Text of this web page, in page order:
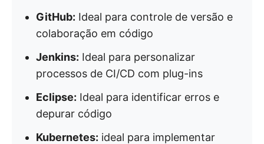
GitHub: Ideal para controle de versão e
colaboração em código
Jenkins: Ideal para personalizar
processos de CI/CD com plug-ins
Eclipse: Ideal para identificar erros e
depurar código
Kubernetes: ideal para implementar